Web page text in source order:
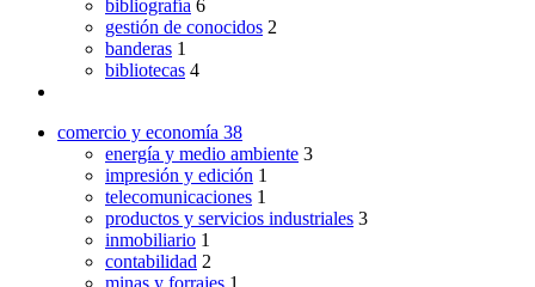
bibliografía 6
gestión de conocidos 2
banderas 1
bibliotecas 4
comercio y economía 38
energía y medio ambiente 3
impresión y edición 1
telecomunicaciones 1
productos y servicios industriales 3
inmobiliario 1
contabilidad 2